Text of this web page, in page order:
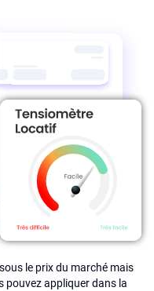
le prix du marché mais
pouvez appliquer dans la